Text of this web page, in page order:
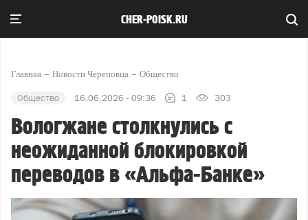
CHER-POISK.RU
Главная Новости Череповца Общество
Общество 16.06.2026 - 09:36 1 303
Вологжане столкнулись с
неожиданной блокировкой
переводов в «Альфа-Банке»